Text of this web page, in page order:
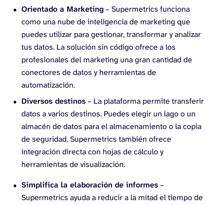
Orientado a Marketing– Supermetrics funciona
como una nube de inteligencia de marketing que
puedes utilizar para gestionar, transformar y analizar
tus datos. La solución sin código ofrece a los
profesionales del marketing una gran cantidad de
conectores de datos y herramientas de
automatización.
Diversos destinos– La plataforma permite transferir
datos a varios destinos. Puedes elegir un lago o un
almacén de datos para el almacenamiento o la copia
de seguridad. Supermetrics también ofrece
integración directa con hojas de cálculo y
herramientas de visualización.
Simplifica la elaboración de informes–
Supermetrics ayuda a reducir a la mitad el tiempo de